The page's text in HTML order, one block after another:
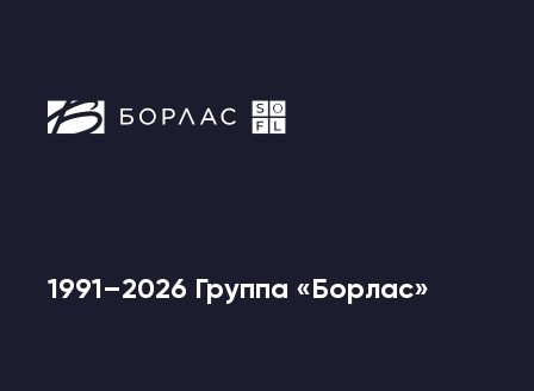
1991–2026 Группа «Борлас»